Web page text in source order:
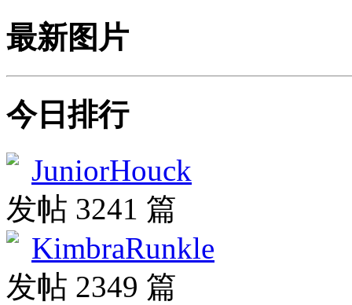
最新图片
今日排行
JuniorHouck
发帖 3241 篇
KimbraRunkle
发帖 2349 篇